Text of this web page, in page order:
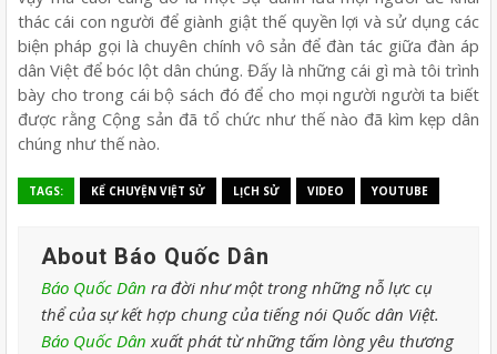
thác cái con người để giành giật thế quyền lợi và sử dụng các
biện pháp gọi là chuyên chính vô sản để đàn tác giữa đàn áp
dân Việt để bóc lột dân chúng. Đấy là những cái gì mà tôi trình
bày cho trong cái bộ sách đó để cho mọi người người ta biết
được rằng Cộng sản đã tổ chức như thế nào đã kìm kẹp dân
chúng như thế nào.
TAGS: KỂ CHUYỆN VIỆT SỬ LỊCH SỬ VIDEO YOUTUBE
About Báo Quốc Dân
Báo Quốc Dân ra đời như một trong những nỗ lực cụ
thể của sự kết hợp chung của tiếng nói Quốc dân Việt.
Báo Quốc Dân xuất phát từ những tấm lòng yêu thương